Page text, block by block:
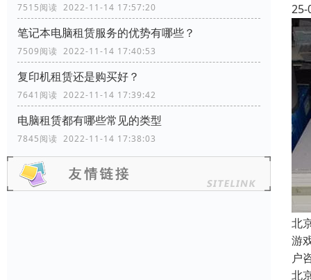
7515阅读 2022-11-14 17:57:20
笔记本电脑租赁服务的优势有哪些？
7509阅读 2022-11-14 17:40:53
复印机租赁还是购买好？
7641阅读 2022-11-14 17:39:42
电脑租赁都有哪些常见的类型
7845阅读 2022-11-14 17:38:03
25-
北
游
户
北